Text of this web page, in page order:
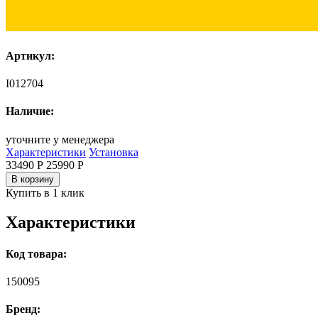
Артикул:
I012704
Наличие:
уточните у менеджера
Характеристики Установка
33490 Р 25990 Р
В корзину
Купить в 1 клик
Характеристики
Код товара:
150095
Бренд: